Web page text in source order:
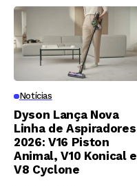
Notícias
Dyson Lança Nova
Linha de Aspiradores
2026: V16 Piston
Animal, V10 Konical e
V8 Cyclone